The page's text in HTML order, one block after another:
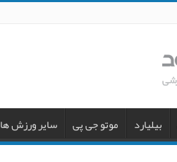
بیلیارد موتو جی پی سایر ورزش ها